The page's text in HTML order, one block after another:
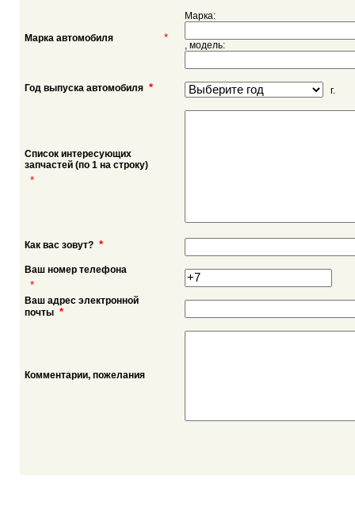
Марка автомобиля *
Марка:
, модель:
Год выпуска автомобиля * г.
Список интересующих
запчастей (по 1 на строку)
*
Как вас зовут? *
Ваш номер телефона
*
Ваш адрес электронной
почты *
Комментарии, пожелания